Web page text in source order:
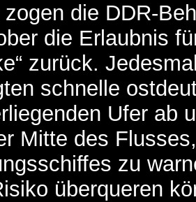
zogen die DDR-
die Erlaubnis
zurück.
schnelle
Ufer ab
Mitte des
zu
überqueren